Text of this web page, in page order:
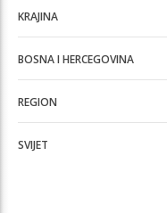
KRAJINA
BOSNA I HERCEGOVINA
REGION
SVIJET